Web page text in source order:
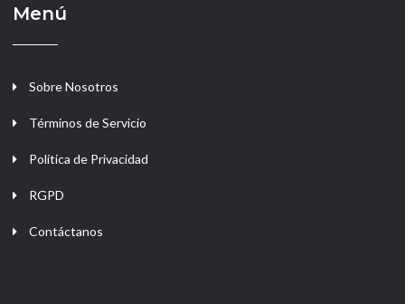
Menú
Sobre Nosotros
Términos de Servicio
Política de Privacidad
RGPD
Contáctanos